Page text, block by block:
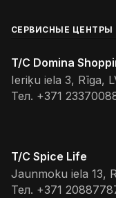
СЕРВИСНЫЕ ЦЕНТРЫ
T/C Domina
Ieriķu iela 3, Rīga,
Тел. +371
T/C Spice Life
Jaunmoku iela 13,
Тел. +371